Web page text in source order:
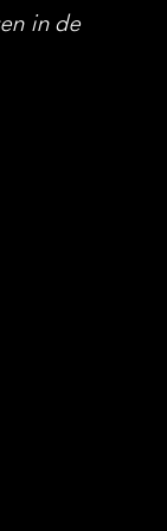
in de